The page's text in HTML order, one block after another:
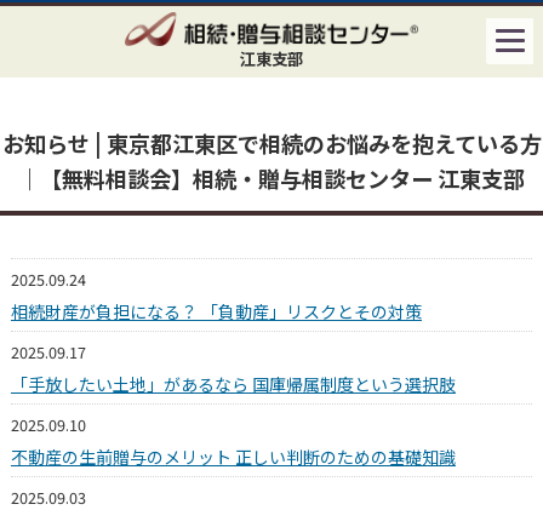
江東支部
お知らせ | 東京都江東区で相続のお悩みを抱えている方
｜【無料相談会】相続・贈与相談センター 江東支部
2025.09.24
相続財産が負担になる？ 「負動産」リスクとその対策
2025.09.17
「手放したい土地」があるなら 国庫帰属制度という選択肢
2025.09.10
不動産の生前贈与のメリット 正しい判断のための基礎知識
2025.09.03